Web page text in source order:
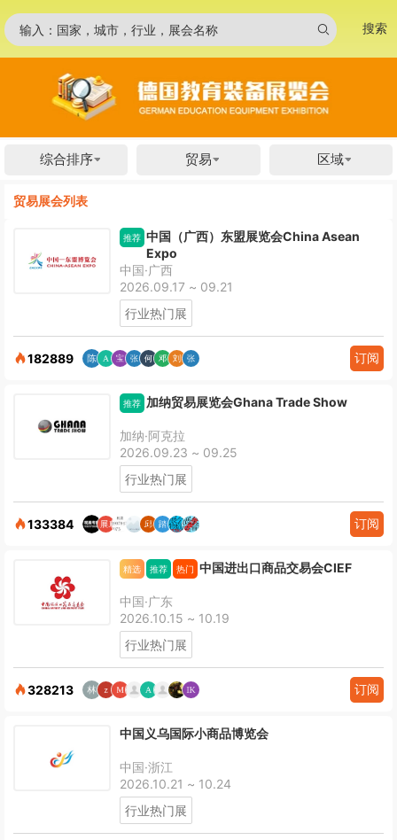
输入：国家，城市，行业，展会名称 搜索
综合排序 贸易 区域
贸易展会列表
推荐 中国（广西）东盟展览会China Asean
Expo
中国·广西
2026.09.17 ~ 09.21
行业热门展
182889 订阅
推荐 加纳贸易展览会Ghana Trade Show
加纳·阿克拉
2026.09.23 ~ 09.25
行业热门展
133384 订阅
精选 推荐 热门 中国进出口商品交易会CIEF
中国·广东
2026.10.15 ~ 10.19
行业热门展
328213 订阅
中国义乌国际小商品博览会
中国·浙江
2026.10.21 ~ 10.24
行业热门展